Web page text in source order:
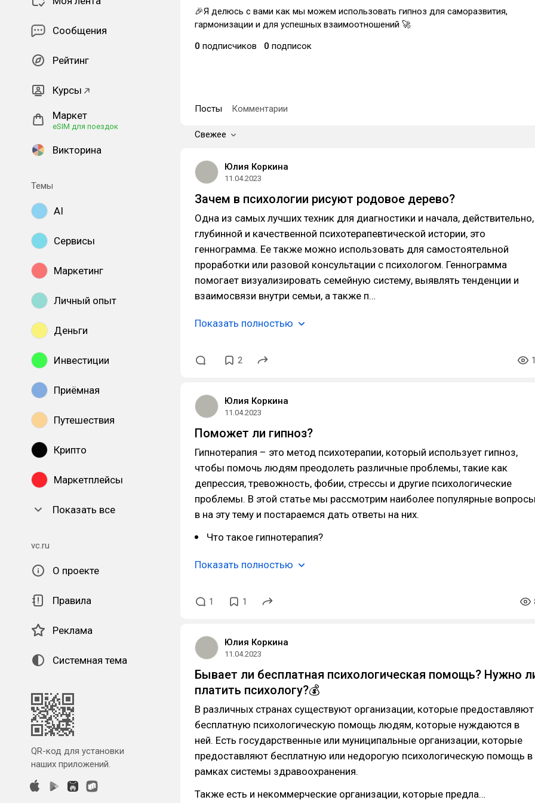
Сообщения
Рейтинг
Курсы
Маркет
eSIM для поездок
Викторина
Темы
AI
Сервисы
Маркетинг
Личный опыт
Деньги
Инвестиции
Приёмная
Путешествия
Крипто
Маркетплейсы
Показать все
vc.ru
О проекте
Правила
Реклама
Системная тема
QR-код для установки
наших приложений.
🎉Я делюсь с вами как мы можем использовать гипноз для саморазвития,
гармонизации и для успешных взаимоотношений 🚀
0 подписчиков 0 подписок
Посты Комментарии
Свежее
Юлия Коркина
11.04.2023
Зачем в психологии рисуют родовое дерево?
Одна из самых лучших техник для диагностики и начала, действительно,
глубинной и качественной психотерапевтической истории, это
геннограмма. Ее также можно использовать для самостоятельной
проработки или разовой консультации с психологом. Геннограмма
помогает визуализировать семейную систему, выявлять тенденции и
взаимосвязи внутри семьи, а также п…
Показать полностью
2
Юлия Коркина
11.04.2023
Поможет ли гипноз?
Гипнотерапия – это метод психотерапии, который использует гипноз,
чтобы помочь людям преодолеть различные проблемы, такие как
депрессия, тревожность, фобии, стрессы и другие психологические
проблемы. В этой статье мы рассмотрим наиболее популярные вопросы
в на эту тему и постараемся дать ответы на них.
Что такое гипнотерапия?
Показать полностью
1 1
Юлия Коркина
11.04.2023
Бывает ли бесплатная психологическая помощь? Нужно
платить психологу?💰
В различных странах существуют организации, которые предоставляют
бесплатную психологическую помощь людям, которые нуждаются в
ней. Есть государственные или муниципальные организации, которые
предоставляют бесплатную или недорогую психологическую помощь в
рамках системы здравоохранения.
Также есть и некоммерческие организации, которые предла…